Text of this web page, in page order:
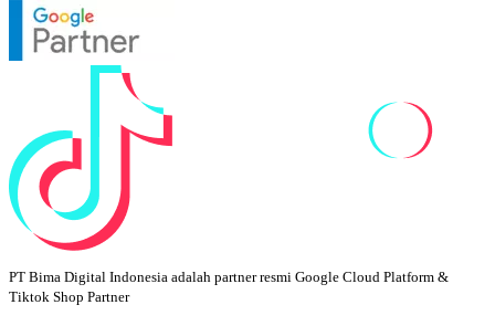
PT Bima Digital Indonesia adalah partner resmi Google Cloud Platform &
Tiktok Shop Partner